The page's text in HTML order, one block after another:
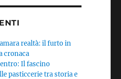
realtà: il furto in
cronaca
Il fascino
pasticcerie tra storia e